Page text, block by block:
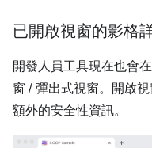
已開啟視窗的影格
開發人員工具現在也會
窗 / 彈出式視窗。開啟
額外的安全性資訊。